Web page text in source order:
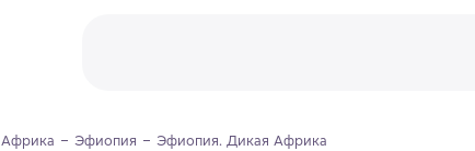
Африка Эфиопия Эфиопия. Дикая Африка